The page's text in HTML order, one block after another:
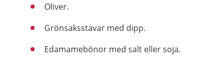
Oliver.
Grönsaksstavar med dipp.
Edamamebönor med salt eller soja.